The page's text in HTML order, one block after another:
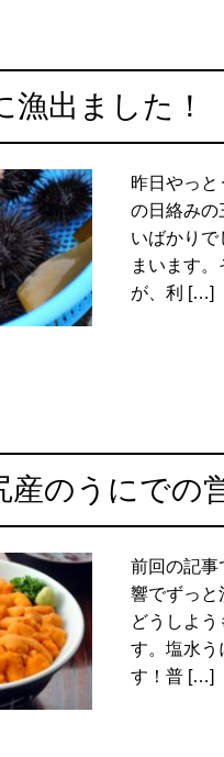
漁出ました！
昨日やっ
の日絡みの
いばかりで
まいます
が、利 […]
産のうにでの
前回の記事
響でずっと
どうしよ
す。塩水う
す！普 […]